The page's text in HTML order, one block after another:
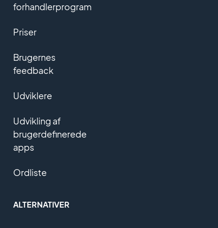
forhandlerprogram
Priser
Brugernes
feedback
Udviklere
Udvikling af
brugerdefinerede
apps
Ordliste
ALTERNATIVER